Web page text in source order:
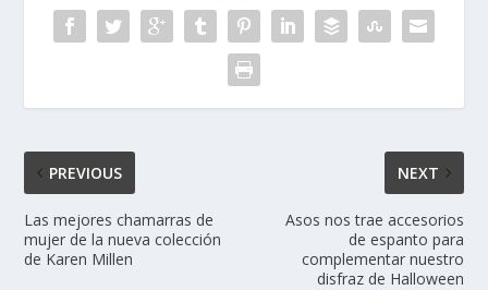
PREVIOUS
Las mejores chamarras de
mujer de la nueva colección
de Karen Millen
NEXT
Asos nos trae accesorios
de espanto para
complementar nuestro
disfraz de Halloween